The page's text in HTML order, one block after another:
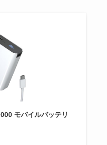
モバイルバッテリ